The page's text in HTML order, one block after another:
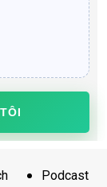
Podcast